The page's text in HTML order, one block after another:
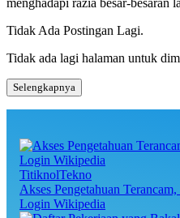
menghadapi razia besar-
Tidak Ada Postingan Lagi.
Tidak ada lagi halaman untuk
Selengkapnya
TitiknolTekno
Akses Pengetahuan
Login Wikipedia